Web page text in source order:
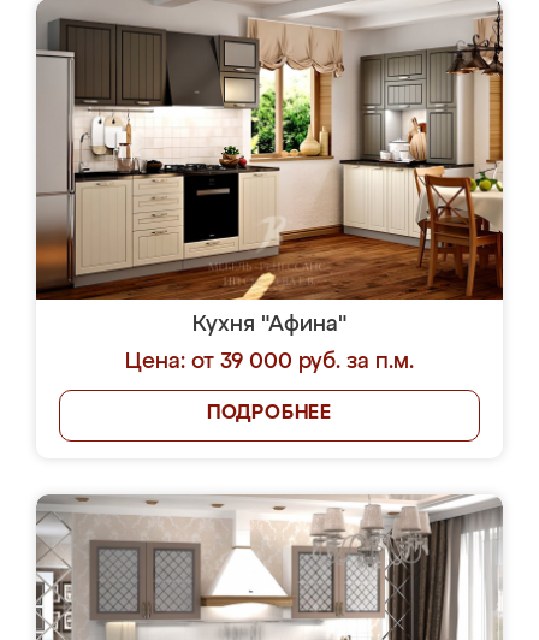
Кухня "Афина"
Цена: от 39 000 руб. за п.м.
ПОДРОБНЕЕ